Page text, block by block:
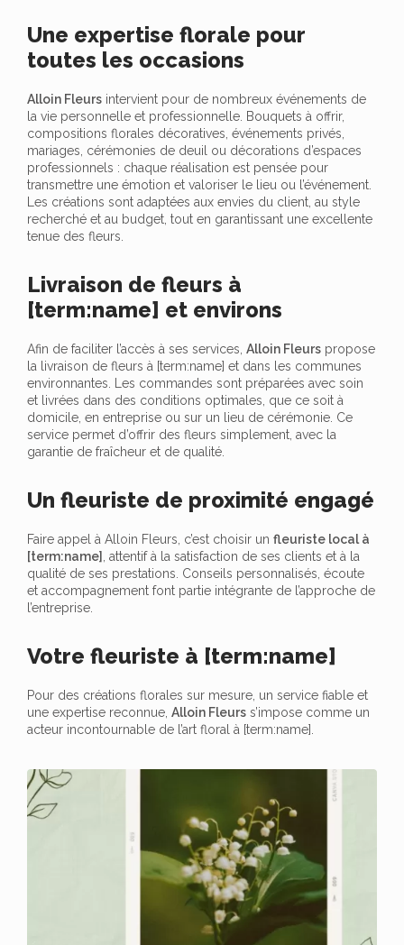
Une expertise florale pour
toutes les occasions
Alloin Fleurs intervient pour de nombreux événements de
la vie personnelle et professionnelle. Bouquets à offrir,
compositions florales décoratives, événements privés,
mariages, cérémonies de deuil ou décorations d’espaces
professionnels : chaque réalisation est pensée pour
transmettre une émotion et valoriser le lieu ou l’événement.
Les créations sont adaptées aux envies du client, au style
recherché et au budget, tout en garantissant une excellente
tenue des fleurs.
Livraison de fleurs à
[term:name] et environs
Afin de faciliter l’accès à ses services, Alloin Fleurs propose
la livraison de fleurs à [term:name] et dans les communes
environnantes. Les commandes sont préparées avec soin
et livrées dans des conditions optimales, que ce soit à
domicile, en entreprise ou sur un lieu de cérémonie. Ce
service permet d’offrir des fleurs simplement, avec la
garantie de fraîcheur et de qualité.
Un fleuriste de proximité engagé
Faire appel à Alloin Fleurs, c’est choisir un fleuriste local à
[term:name]
, attentif à la satisfaction de ses clients et à la
qualité de ses prestations. Conseils personnalisés, écoute
et accompagnement font partie intégrante de l’approche de
l’entreprise.
Votre fleuriste à [term:name]
Pour des créations florales sur mesure, un service fiable et
une expertise reconnue, Alloin Fleurs s’impose comme un
acteur incontournable de l’art floral à [term:name].